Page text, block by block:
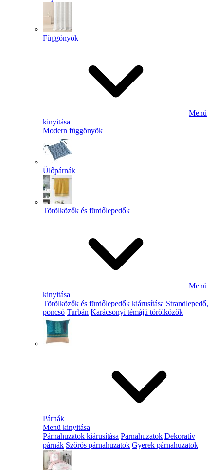
Függönyök
Menü
kinyitása
Modern függönyök
Ülőpárnák
Törölközők és fürdőlepedők
Menü
kinyitása
Törölközők és fürdőlepedők kiárusítása Strandlepedő,
poncsó Turbán Karácsonyi témájú törölközők
Párnák
Menü kinyitása
Párnahuzatok kiárusítása Párnahuzatok Dekoratív
párnák Szőrös párnahuzatok Gyerek párnahuzatok